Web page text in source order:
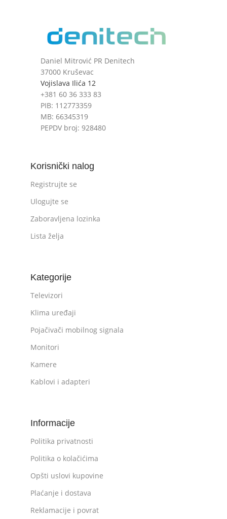
Daniel Mitrović PR Denitech
37000 Kruševac
Vojislava Ilića 12
+381 60 36 333 83
PIB: 112773359
MB: 66345319
PEPDV broj: 928480
Korisnički nalog
Registrujte se
Ulogujte se
Zaboravljena lozinka
Lista želja
Kategorije
Televizori
Klima uređaji
Pojačivači mobilnog signala
Monitori
Kamere
Kablovi i adapteri
Informacije
Politika privatnosti
Politika o kolačićima
Opšti uslovi kupovine
Plaćanje i dostava
Reklamacije i povrat